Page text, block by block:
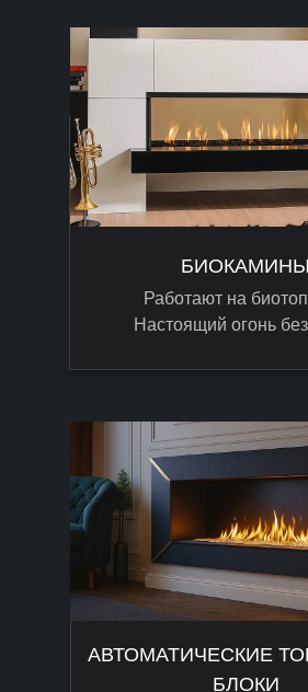
БИОКАМИНЫ
Работают на
Настоящий огонь
АВТОМАТИЧЕСКИЕ
БЛОКИ